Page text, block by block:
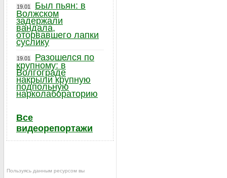
19.01
Был пьян: в
Волжском
задержали
вандала,
оторвавшего лапки
суслику
19.01
Разошелся по
крупному: в
Волгограде
накрыли крупную
подпольную
нарколабораторию
Все
видеорепортажи
Пользуясь данным ресурсом вы